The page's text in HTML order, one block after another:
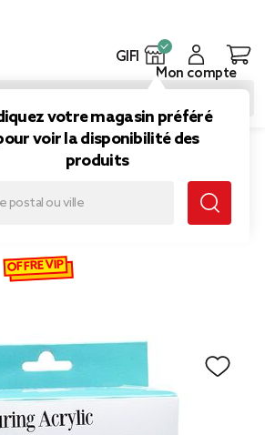
GIFI
votre magasin préféré
voir la disponibilité des
produits
Mon compte
de 3,00 € à 1,50 €
OFFRE VIP